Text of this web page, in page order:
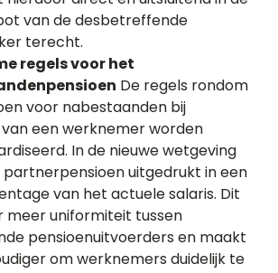
van de desbetreffende
terecht.
regels voor het
De regels rondom
voor nabestaanden bij
een werknemer worden
In de nieuwe wetgeving
uitgedrukt in een
van het actuele salaris. Dit
meer uniformiteit tussen
pensioenuitvoerders en maakt
om werknemers duidelijk te